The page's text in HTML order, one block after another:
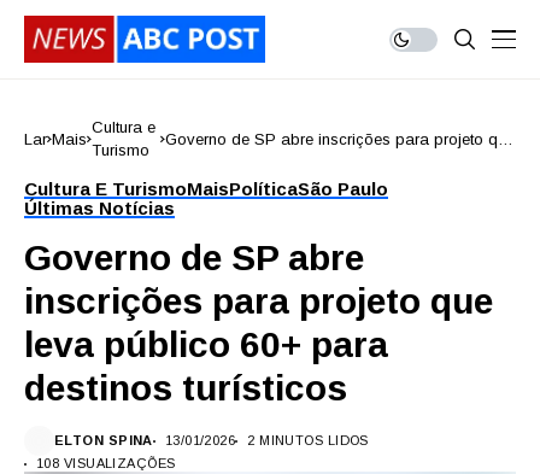
Lar Mais
Cultura e
Turismo
Governo de SP abre inscrições para projeto que
Cultura E TurismoMaisPolíticaSão Paulo
Últimas Notícias
Governo de SP abre
inscrições para projeto que
leva público 60+ para
destinos turísticos
ELTON SPINA 13/01/2026
2 MINUTOS LIDOS
108 VISUALIZAÇÕES